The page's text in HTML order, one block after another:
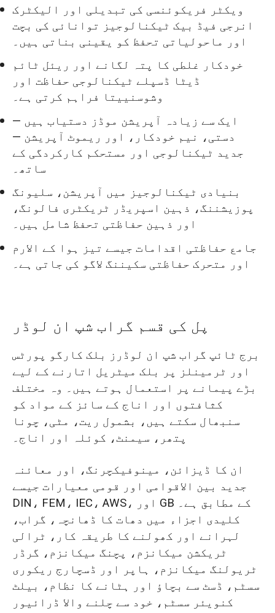
ویکٹر فریکوئنسی کی تبدیلی اور الیکٹرک
انرجی فیڈ بیک ٹیکنالوجیز توانائی کی بچت
اور ماحولیاتی تحفظ کو یقینی بناتی ہیں۔
خودکار غلطی کا پتہ لگانے اور ریئل ٹائم
ڈیٹا ڈسپلے ٹیکنالوجی حفاظت اور
وشوسنییتا فراہم کرتی ہے۔
ایک سے زیادہ آپریشن موڈز دستیاب ہیں —
دستی، نیم خودکار، اور ریموٹ آپریشن —
جدید ٹیکنالوجی اور مستحکم کارکردگی کے
ساتھ۔
بنیادی ٹیکنالوجیز میں آپریشن، سلیونگ
پوزیشننگ، ذہین اسپریڈر ٹریکٹری فالونگ،
اور ذہین حفاظتی تحفظ شامل ہیں۔
جامع حفاظتی اقدامات جیسے تیز ہوا کے الارم
اور متحرک حفاظتی سکیننگ لاگو کی جاتی ہے۔
پل کی قسم گراب شپ ان لوڈر
برج ٹائپ گراب شپ ان لوڈرز بلک کارگو پورٹس
اور ٹرمینلز پر بلک میٹریل اتارنے کے لیے
بڑے پیمانے پر استعمال ہوتے ہیں۔ وہ مختلف
کثافتوں اور اناج کے سائز کے مواد کو
سنبھال سکتے ہیں، بشمول ریت، مٹی، چونا
پتھر، سیمنٹ، کوئلہ اور اناج۔
ان کا ڈیزائن، مینوفیکچرنگ، اور معائنہ
جدید بین الاقوامی اور قومی معیارات جیسے
DIN، FEM، IEC، AWS، اور GB کے مطابق ہے۔
کلیدی اجزاء میں دھات کا ڈھانچہ، گراب،
لہرانے اور کھولنے کا طریقہ کار، ٹرالی
ٹریکشن میکانزم، پچنگ میکانزم، گرڈر
ٹریولنگ میکانزم، ہاپر اور ڈسچارج ریکوری
سسٹم، ڈسٹ سے بچاؤ اور ہٹانے کا نظام، بیلٹ
کنویئر سسٹم، خود سے چلنے والا ڈرائیور